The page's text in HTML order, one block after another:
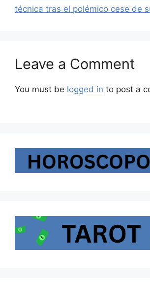
técnica tras el polémico cese de
Leave a Comment
You must be logged in to post a